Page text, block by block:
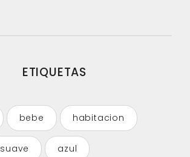
ETIQUETAS
bebe habitacion
suave azul